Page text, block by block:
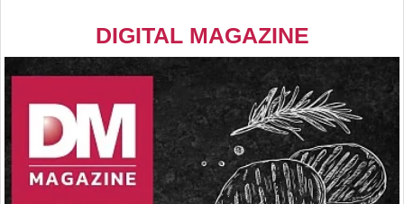
DIGITAL MAGAZINE